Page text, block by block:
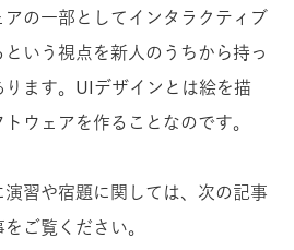
アの一部としてインタラクティブ
いう視点を新人のうちから持っ
ます。UIデザインとは絵を描
ウェアを作ることなのです。
習や宿題に関しては、次の記事
ご覧ください。